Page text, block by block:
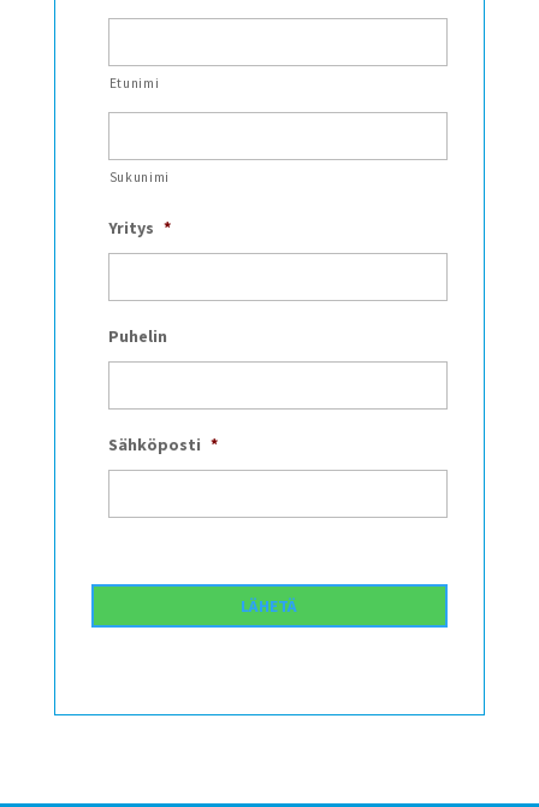
Etunimi
Sukunimi
Yritys *
Puhelin
Sähköposti *